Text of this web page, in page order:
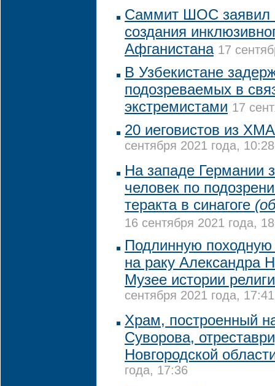
Саммит ШОС заявил
создания
Афганистана 17
В Узбекистане
подозреваемых в
экстремистами 17
20 иеговистов из
сентября 2021 года, 10:28
На западе Германии
человек по
теракта в синагоге
16 сентября 2021 года,
Подлинную
на раку Александра
Музее истории
сентября 2021 года, 17:41
Храм, построенный
Суворова,
Новгородской
года, 17:36